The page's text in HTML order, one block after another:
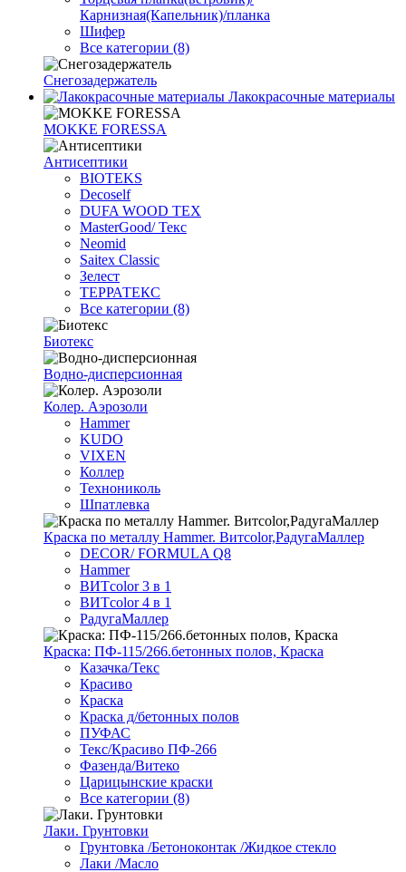
Карнизная(Капельник)/планка
Шифер
Все категории (8)
Снегозадержатель
Лакокрасочные материалы
MOKKE FORESSA
Антисептики
BIOTEKS
Decoself
DUFA WOOD TEX
MasterGood/ Текс
Neomid
Saitex Classic
Зелест
ТЕРРАТЕКС
Все категории (8)
Биотекс
Водно-дисперсионная
Колер. Аэрозоли
Hammer
KUDO
VIXEN
Коллер
Технониколь
Шпатлевка
Краска по металлу Hammer. Витcolor,РадугаМаллер
DECOR/ FORMULA Q8
Hammer
ВИТcolor 3 в 1
ВИТcolor 4 в 1
РадугаМаллер
Краска: ПФ-115/266.бетонных полов, Краска
Казачка/Текс
Красиво
Краска
Краска д/бетонных полов
ПУФАС
Текс/Красиво ПФ-266
Фазенда/Витеко
Царицынские краски
Все категории (8)
Лаки. Грунтовки
Грунтовка /Бетоноконтак /Жидкое стекло
Лаки /Масло